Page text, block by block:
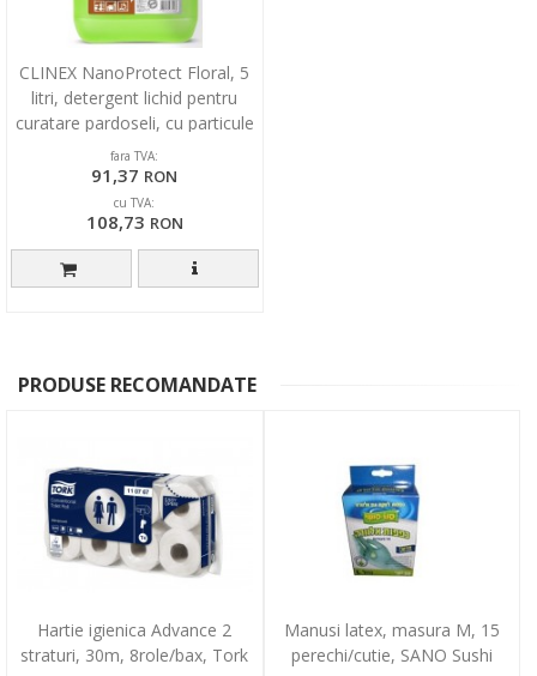
CLINEX NanoProtect Floral, 5
litri, detergent lichid pentru
curatare pardoseli, cu particule
silicon
fara TVA:
91,37 RON
cu TVA:
108,73 RON
PRODUSE RECOMANDATE
Hartie igienica Advance 2
straturi, 30m, 8role/bax, Tork
Manusi latex, masura M, 15
perechi/cutie, SANO Sushi